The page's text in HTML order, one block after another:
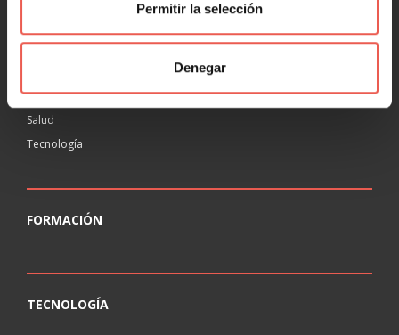
Permitir la selección
Denegar
Inmobiliaria
Ocio
Salud
Tecnología
FORMACIÓN
TECNOLOGÍA